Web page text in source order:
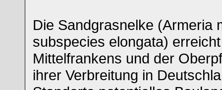
Die Sandgrasnelke (Armeria
subspecies elongata)
Mittelfrankens und der
ihrer Verbreitung in